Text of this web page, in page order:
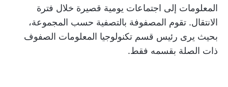
المعلومات إلى اجتماعات يومية قصيرة خلال فترة
الانتقال. تقوم المصفوفة بالتصفية حسب المجموعة،
بحيث يرى رئيس قسم تكنولوجيا المعلومات الصفوف
ذات الصلة بقسمه فقط.